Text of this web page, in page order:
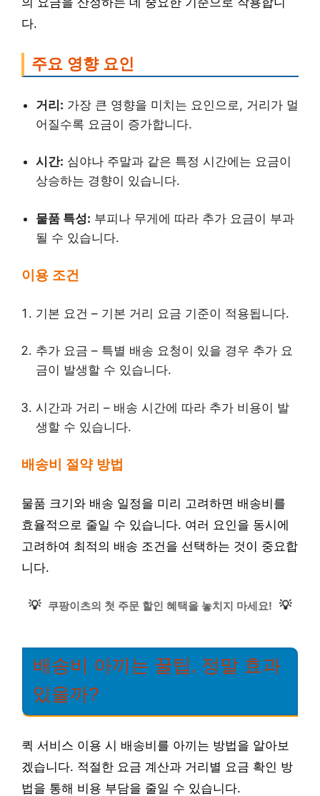
다.
주요 영향 요인
거리: 가장 큰 영향을 미치는 요인으로, 거리가 멀
어질수록 요금이 증가합니다.
시간: 심야나 주말과 같은 특정 시간에는 요금이
상승하는 경향이 있습니다.
물품 특성: 부피나 무게에 따라 추가 요금이 부과
될 수 있습니다.
이용 조건
기본 요건 – 기본 거리 요금 기준이 적용됩니다.
추가 요금 – 특별 배송 요청이 있을 경우 추가 요
금이 발생할 수 있습니다.
시간과 거리 – 배송 시간에 따라 추가 비용이 발
생할 수 있습니다.
배송비 절약 방법
물품 크기와 배송 일정을 미리 고려하면 배송비를
효율적으로 줄일 수 있습니다. 여러 요인을 동시에
고려하여 최적의 배송 조건을 선택하는 것이 중요합
니다.
💡 쿠팡이츠의 첫 주문 할인 혜택을 놓치지 마세요! 💡
배송비 아끼는 꿀팁, 정말 효과
있을까?
퀵 서비스 이용 시 배송비를 아끼는 방법을 알아보
겠습니다. 적절한 요금 계산과 거리별 요금 확인 방
법을 통해 비용 부담을 줄일 수 있습니다.